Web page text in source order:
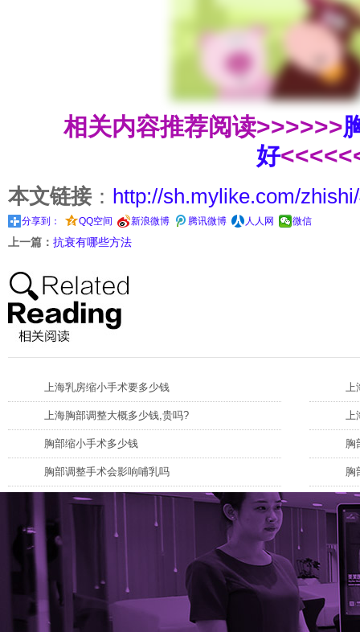
相关内容推荐阅读>>>>>>
好
本文链接： http://sh.mylike.com/
分享到： QQ空间 新浪微博 腾讯微博 人人网 微信
上一篇： 抗衰有哪些方法
上海乳房缩小手术要多少钱 上
上海胸部调整大概多少钱,贵吗? 上
胸部缩小手术多少钱 胸
胸部调整手术会影响哺乳吗 胸